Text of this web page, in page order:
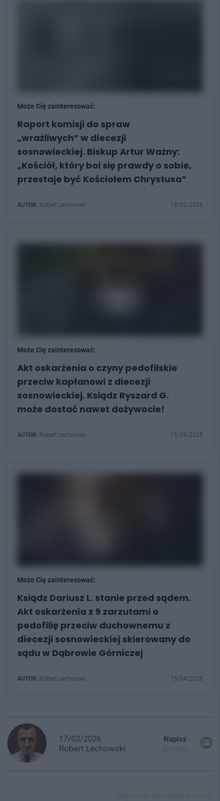
Może Cię zainteresować:
Raport komisji do spraw
„wrażliwych” w diecezji
sosnowieckiej. Biskup Artur Ważny:
„Kościół, który boi się prawdy o sobie,
przestaje być Kościołem Chrystusa”
AUTOR: Robert Lechowski 13/02/2026
Może Cię zainteresować:
Akt oskarżenia o czyny pedofilskie
przeciw kapłanowi z diecezji
sosnowieckiej. Ksiądz Ryszard G.
może dostać nawet dożywocie!
AUTOR: Robert Lechowski 15/09/2025
Może Cię zainteresować:
Ksiądz Dariusz L. stanie przed sądem.
Akt oskarżenia z 9 zarzutami o
pedofilię przeciw duchownemu z
diecezji sosnowieckiej skierowany do
sądu w Dąbrowie Górniczej
AUTOR: Robert Lechowski 15/04/2025
17/02/2026
Robert Lechowski
Napisz